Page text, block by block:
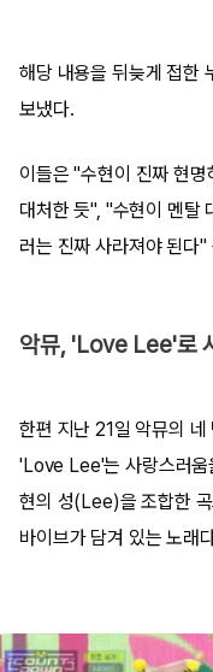
해당 내용을 뒤늦게 접한
보냈다.
이들은 "수현이 진짜 현
대처한 듯", "수현이 멘탈
러는 진짜 사라져야 된다
악뮤, 'Love Lee'로
한편 지난 21일 악뮤의
'Love Lee'는 사랑스러움
현의 성(Lee)을 조합한
바이브가 담겨 있는 노래